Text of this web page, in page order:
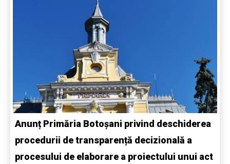
Anunț Primăria Botoșani privind deschiderea
procedurii de transparență decizională a
procesului de elaborare a proiectului unui act